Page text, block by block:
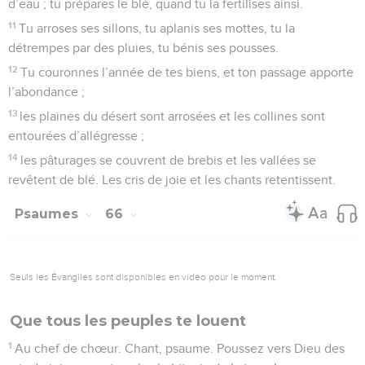
d’eau ; tu prépares le blé, quand tu la fertilises ainsi.
11 Tu arroses ses sillons, tu aplanis ses mottes, tu la
détrempes par des pluies, tu bénis ses pousses.
12 Tu couronnes l’année de tes biens, et ton passage apporte
l’abondance ;
13 les plaines du désert sont arrosées et les collines sont
entourées d’allégresse ;
14 les pâturages se couvrent de brebis et les vallées se
revêtent de blé. Les cris de joie et les chants retentissent.
Psaumes 66
Seuls les Évangiles sont disponibles en vidéo pour le moment.
Que tous les peuples te louent
1 Au chef de chœur. Chant, psaume. Poussez vers Dieu des